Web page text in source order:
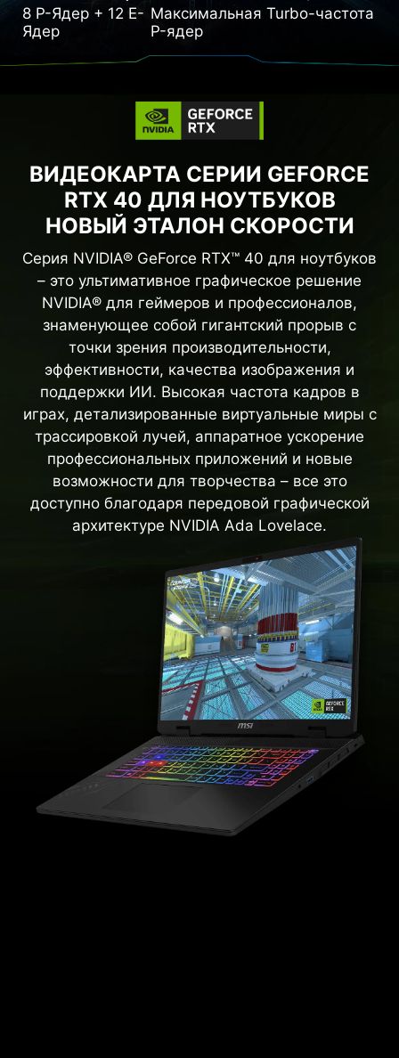
8 P-Ядер + 12 E-
Ядер
Максимальная Turbo-частота
P-ядер
ВИДЕОКАРТА СЕРИИ GEFORCE
RTX 40 ДЛЯ НОУТБУКОВ
НОВЫЙ ЭТАЛОН СКОРОСТИ
Серия NVIDIA® GeForce RTX™ 40 для ноутбуков
– это ультимативное графическое решение
NVIDIA® для геймеров и профессионалов,
знаменующее собой гигантский прорыв с
точки зрения производительности,
эффективности, качества изображения и
поддержки ИИ. Высокая частота кадров в
играх, детализированные виртуальные миры с
трассировкой лучей, аппаратное ускорение
профессиональных приложений и новые
возможности для творчества – все это
доступно благодаря передовой графической
архитектуре NVIDIA Ada Lovelace.